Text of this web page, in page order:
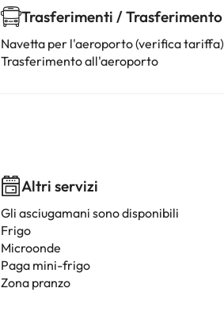
Trasferimenti / Trasferimento
Navetta per l'aeroporto (verifica tariffa)
Trasferimento all'aeroporto
Altri servizi
Gli asciugamani sono disponibili
Frigo
Microonde
Paga mini-frigo
Zona pranzo